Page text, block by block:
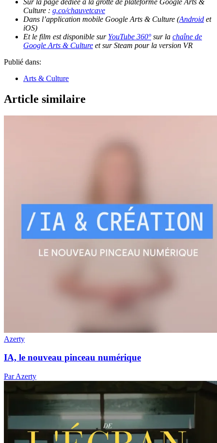
Culture : g.co/chauvetcave
Dans l’application mobile Google Arts & Culture (Android et
iOS)
Et le film est disponible sur YouTube 360°sur la chaîne de
Google Arts & Culture et sur Steam pour la version VR
Publié dans:
Arts & Culture
Article similaire
Azerty
IA, le nouveau pinceau numérique
Par Azerty